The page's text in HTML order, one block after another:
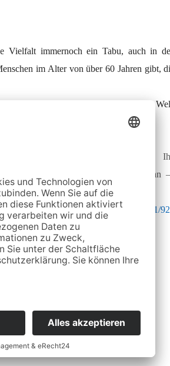
Vielfalt immernoch ein Tabu, auch in
im Alter von über 60 Jahren gibt,
für Sie als pflegende Angehörige?
auf?
für Thüringen möchten wir
, von 16-18 Uhr). Rufen Sie gerne an
Sie unsere Telefonnummer:
03641/
sich gerne bei uns informieren.